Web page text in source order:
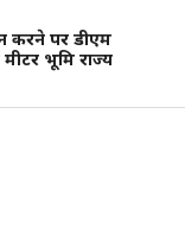
करने पर डीएम
भूमि राज्य